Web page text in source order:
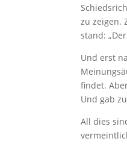
zu zeigen.
stand:
Und erst
findet.
Und gab
All dies